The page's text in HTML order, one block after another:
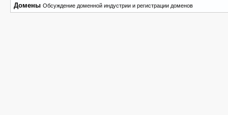
Домены Обсуждение доменной индустрии и регистрации доменов